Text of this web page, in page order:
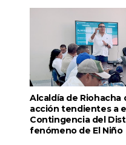
Alcaldía de Riohacha
acción tendientes a
Contingencia del
fenómeno de El Niño